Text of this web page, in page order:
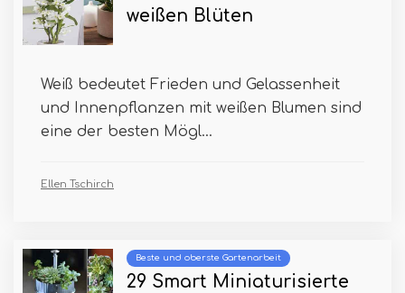
weißen Blüten
Weiß bedeutet Frieden und Gelassenheit
und Innenpflanzen mit weißen Blumen sind
eine der besten Mögl...
Ellen Tschirch
Beste und oberste Gartenarbeit
29 Smart Miniaturisierte